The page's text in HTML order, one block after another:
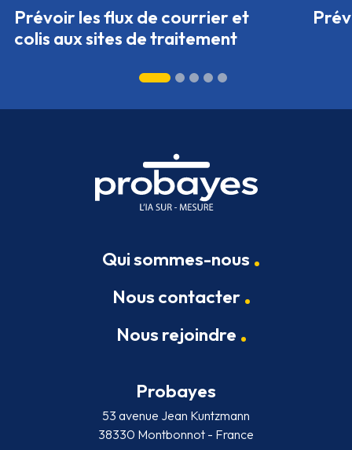
Prévoir les flux de courrier et
colis aux sites de traitement
Qui sommes-nous
Nous contacter
Nous rejoindre
Probayes
53 avenue Jean Kuntzmann
38330 Montbonnot - France